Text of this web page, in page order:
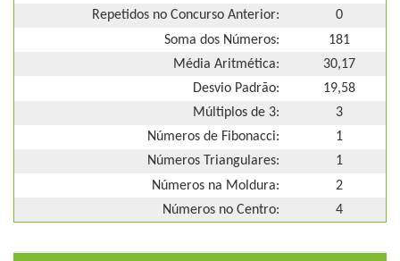
Repetidos no Concurso Anterior:
0
Soma dos Números:
181
Média Aritmética:
30,17
Desvio Padrão:
19,58
Múltiplos de 3:
3
Números de Fibonacci:
1
Números Triangulares:
1
Números na Moldura:
2
Números no Centro:
4